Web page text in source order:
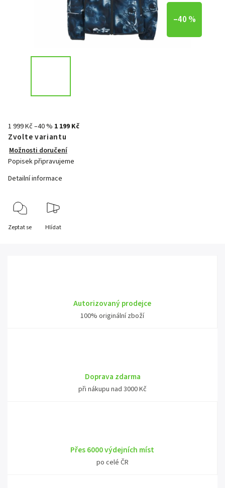
–40 %
1 999 Kč–40 % 1 199 Kč
Zvolte variantu
Možnosti doručení
Popisek připravujeme
Detailní informace
Zeptat se Hlídat
Autorizovaný prodejce
100% originální zboží
Doprava zdarma
při nákupu nad 3000 Kč
Přes 6000 výdejních míst
po celé ČR